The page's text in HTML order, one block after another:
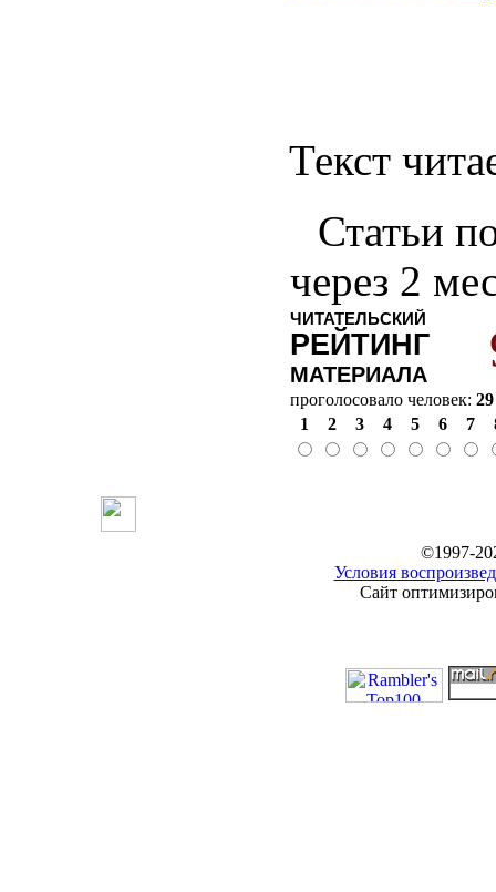
Текст
Статьи
через 2
ЧИТАТЕЛЬСКИЙ
РЕЙТИНГ
МАТЕРИАЛА
проголосовало человек: 29
1
2 3 4 5 6 7
©1997-
Условия
Сайт